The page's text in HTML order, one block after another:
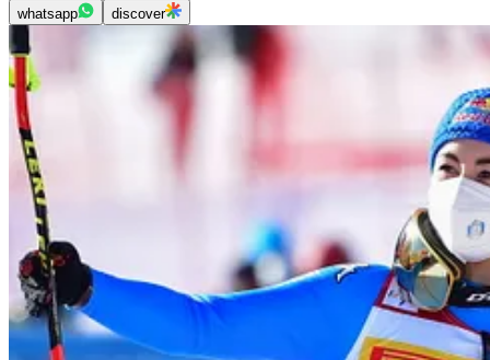
whatsapp discover